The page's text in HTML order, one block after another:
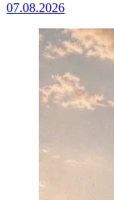
07.08.2026